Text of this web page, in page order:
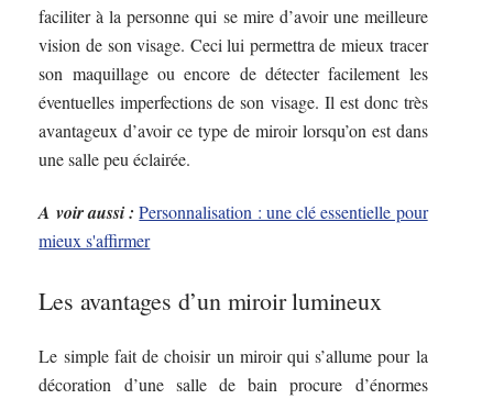
faciliter à la personne qui se mire d’avoir une meilleure
vision de son visage. Ceci lui permettra de mieux tracer
son maquillage ou encore de détecter facilement les
éventuelles imperfections de son visage. Il est donc très
avantageux d’avoir ce type de miroir lorsqu’on est dans
une salle peu éclairée.
A voir aussi : Personnalisation : une clé essentielle pour
mieux s'affirmer
Les avantages d’un miroir lumineux
Le simple fait de choisir un miroir qui s’allume pour la
décoration d’une salle de bain procure d’énormes